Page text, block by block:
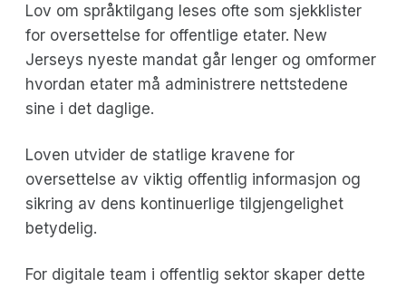
Lov om språktilgang leses ofte som sjekklister
for oversettelse for offentlige etater. New
Jerseys nyeste mandat går lenger og omformer
hvordan etater må administrere nettstedene
sine i det daglige.
Loven utvider de statlige kravene for
oversettelse av viktig offentlig informasjon og
sikring av dens kontinuerlige tilgjengelighet
betydelig.
For digitale team i offentlig sektor skaper dette